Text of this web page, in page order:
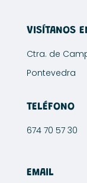
VISÍTANOS
Ctra. de
Pontevedra
TELÉFONO
674 70 57 30
EMAIL